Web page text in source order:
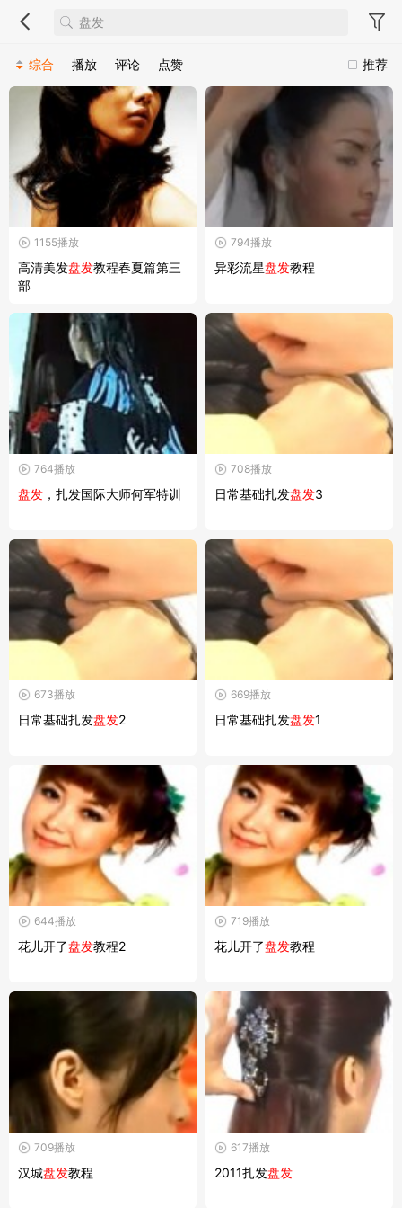
推荐
综合 播放 评论 点赞
1155播放
高清美发盘发教程春夏篇第三
部
794播放
异彩流星盘发教程
764播放
盘发 ，扎发国际大师何军特训
708播放
日常基础扎发盘发3
673播放
日常基础扎发盘发2
669播放
日常基础扎发盘发1
644播放
花儿开了盘发教程2
719播放
花儿开了盘发教程
709播放
汉城盘发教程
617播放
2011扎发盘发